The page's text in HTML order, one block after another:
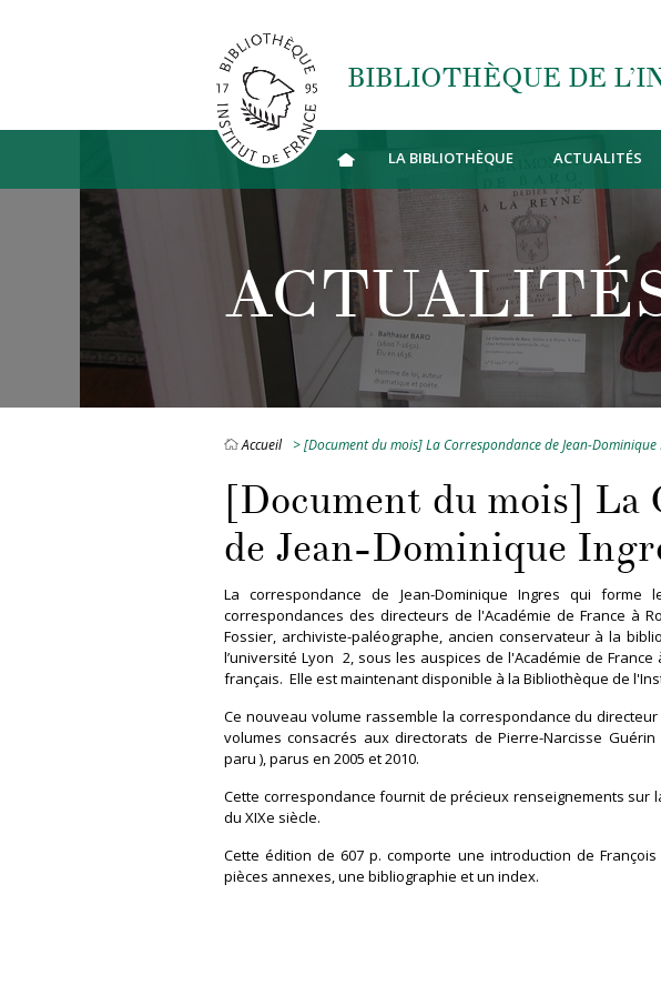
BIBLIOTHÈQUE DE
LA BIBLIOTHÈQUE ACTUALITÉS
Accueil > [Document du mois] La Correspondance de Jean-Dominique
[Document du mois] La
de Jean-Dominique
La correspondance de Jean-Dominique Ingres qui
correspondances des directeurs de l'Académie de France à
Fossier, archiviste-paléographe, ancien conservateur à la
l’université Lyon 2, sous les auspices de l'Académie de
français. Elle est maintenant disponible à la Bibliothèque de
Ce nouveau volume rassemble la correspondance du
volumes consacrés aux directorats de Pierre-Narcisse Guérin
paru ), parus en 2005 et 2010.
Cette correspondance fournit de précieux renseignements sur
du XIXe siècle.
Cette édition de 607 p. comporte une introduction de François
pièces annexes, une bibliographie et un index.